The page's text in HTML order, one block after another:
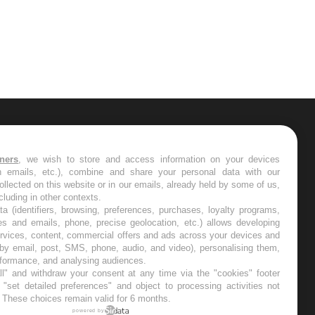
les semaines les meilleures
, we wish to store and access information on your devices
emails, etc.), combine and share your personal data with our
on this website or in our emails, already held by some of us,
in other contexts.
(identifiers, browsing, preferences, purchases, loyalty programs,
and emails, phone, precise geolocation, etc.) allows developing
content, commercial offers and ads across your devices and
email, post, SMS, phone, audio, and video), personalising them,
and analysing audiences.
and withdraw your consent at any time via the "cookies" footer
detailed preferences" and object to processing activities not
choices remain valid for 6 months.
powered by